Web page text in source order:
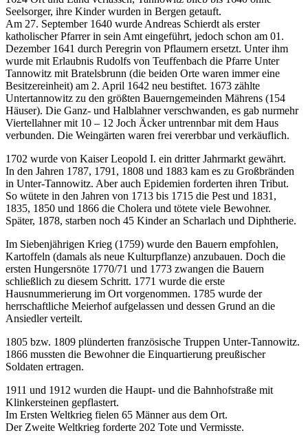
Seelsorger, ihre Kinder wurden in Bergen getauft.
Am 27. September 1640 wurde Andreas Schierdt als erster
katholischer Pfarrer in sein Amt eingeführt, jedoch schon am 01.
Dezember 1641 durch Peregrin von Pflaumern ersetzt. Unter ihm
wurde mit Erlaubnis Rudolfs von Teuffenbach die Pfarre Unter
Tannowitz mit Bratelsbrunn (die beiden Orte waren immer eine
Besitzereinheit) am 2. April 1642 neu bestiftet. 1673 zählte
Untertannowitz zu den größten Bauerngemeinden Mährens (154
Häuser). Die Ganz- und Halblahner verschwanden, es gab nurmehr
Viertellahner mit 10 – 12 Joch Äcker untrennbar mit dem Haus
verbunden. Die Weingärten waren frei vererbbar und verkäuflich.
1702 wurde von Kaiser Leopold I. ein dritter Jahrmarkt gewährt.
In den Jahren 1787, 1791, 1808 und 1883 kam es zu Großbränden
in Unter-Tannowitz. Aber auch Epidemien forderten ihren Tribut.
So wütete in den Jahren von 1713 bis 1715 die Pest und 1831,
1835, 1850 und 1866 die Cholera und tötete viele Bewohner.
Später, 1878, starben noch 45 Kinder an Scharlach und Diphtherie.
Im Siebenjährigen Krieg (1759) wurde den Bauern empfohlen,
Kartoffeln (damals als neue Kulturpflanze) anzubauen. Doch die
ersten Hungersnöte 1770/71 und 1773 zwangen die Bauern
schließlich zu diesem Schritt. 1771 wurde die erste
Hausnummerierung im Ort vorgenommen. 1785 wurde der
herrschaftliche Meierhof aufgelassen und dessen Grund an die
Ansiedler verteilt.
1805 bzw. 1809 plünderten französische Truppen Unter-Tannowitz.
1866 mussten die Bewohner die Einquartierung preußischer
Soldaten ertragen.
1911 und 1912 wurden die Haupt- und die Bahnhofstraße mit
Klinkersteinen gepflastert.
Im Ersten Weltkrieg fielen 65 Männer aus dem Ort.
Der Zweite Weltkrieg forderte 202 Tote und Vermisste.